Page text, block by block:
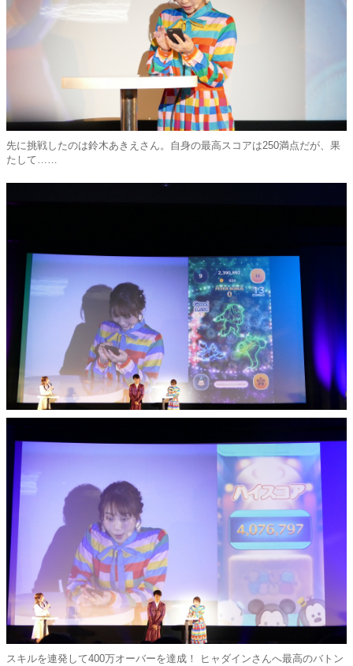
先に挑戦したのは鈴木あきえさん。自身の最高スコアは250満点だが、果
たして……
スキルを連発して400万オーバーを達成！ ヒャダインさんへ最高のバトン